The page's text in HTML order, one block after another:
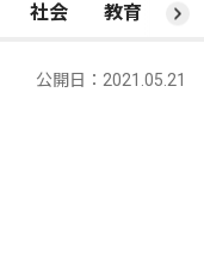
社会 教育 ス
公開日：2021.05.21